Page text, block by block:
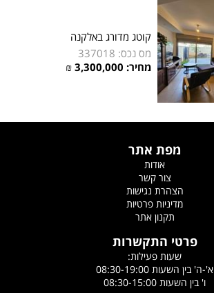
קוטג מדורג באלקנה
מס נכס: 337018
מחיר: 3,300,000 ₪
מפת אתר
אודות
צור קשר
הצהרת נגישות
מדיניות פרטיות
תקנון אתר
פרטי התקשרות
שעות פעילות:
א'-ה' בין השעות 08:30-19:00
ו' בין השעות 08:30-15:00